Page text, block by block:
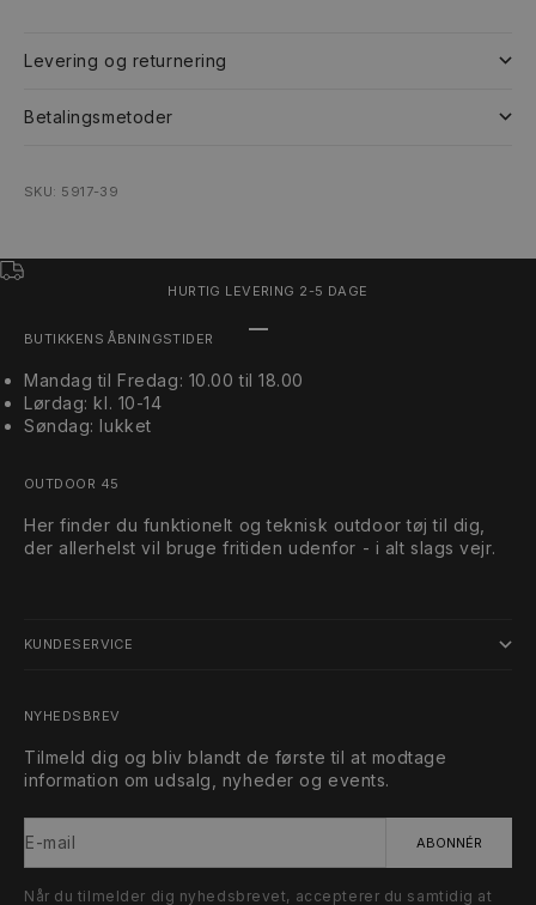
Levering og returnering
Betalingsmetoder
SKU: 5917-39
HURTIG LEVERING 2-5 DAGE
BUTIKKENS ÅBNINGSTIDER
Mandag til Fredag: 10.00 til 18.00
Lørdag: kl. 10-14
Søndag: lukket
OUTDOOR 45
Her finder du funktionelt og teknisk outdoor tøj til dig,
der allerhelst vil bruge fritiden udenfor - i alt slags vejr.
KUNDESERVICE
NYHEDSBREV
Tilmeld dig og bliv blandt de første til at modtage
information om udsalg, nyheder og events.
E-mail ABONNÉR
Når du tilmelder dig nyhedsbrevet, accepterer du samtidig at